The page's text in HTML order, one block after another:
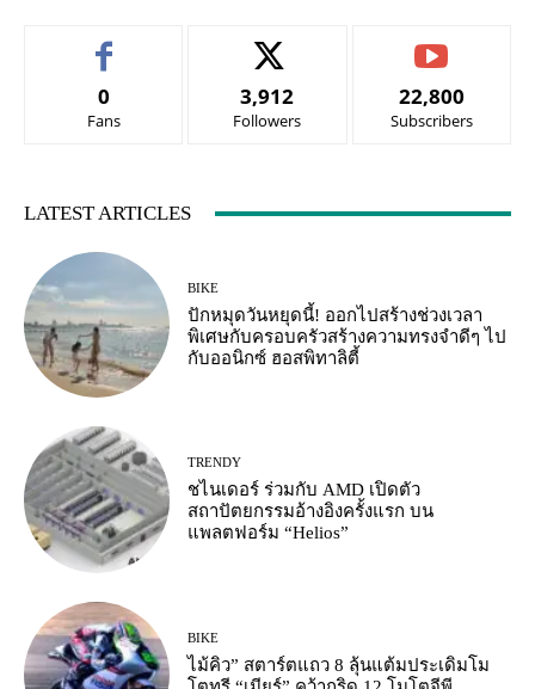
0
Fans
3,912
Followers
22,800
Subscribers
LATEST ARTICLES
BIKE
ปักหมุดวันหยุดนี้! ออกไปสร้างช่วงเวลา
พิเศษกับครอบครัวสร้างความทรงจำดีๆ ไป
กับออนิกซ์ ฮอสพิทาลิตี้
TRENDY
ชไนเดอร์ ร่วมกับ AMD เปิดตัว
สถาปัตยกรรมอ้างอิงครั้งแรก บน
แพลตฟอร์ม “Helios”
BIKE
ไม้คิว” สตาร์ตแถว 8 ลุ้นแต้มประเดิมโม